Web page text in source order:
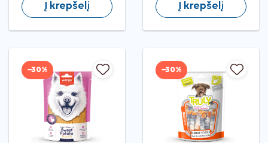
Į krepšelį Į krepšelį
−30% −30%